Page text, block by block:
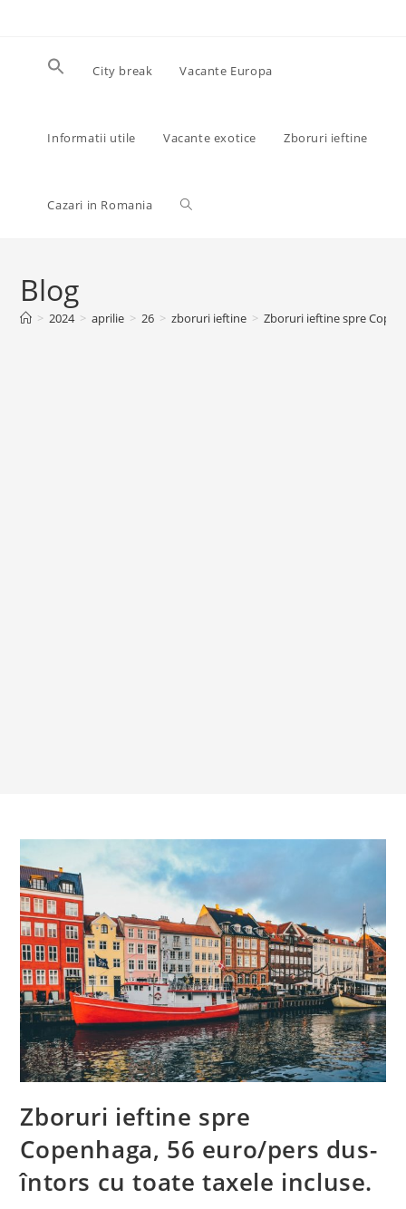
City break Vacante Europa
Informatii utile Vacante exotice Zboruri ieftine
Cazari in Romania Toggle
Blog
> 2024 > aprilie > 26 > zboruri ieftine > Zboruri ieftine spre
Zboruri ieftine spre
Copenhaga, 56 euro/pers dus-
întors cu toate taxele incluse.